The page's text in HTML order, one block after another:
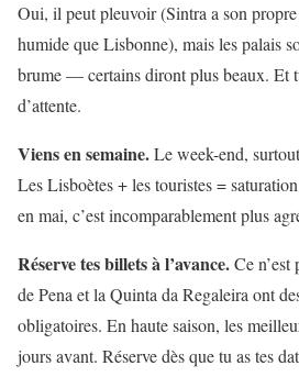
Oui, il peut pleuvoir (Sintra a son
humide que Lisbonne), mais les palais
brume — certains diront plus beaux. Et
d’attente.
Viens en semaine.Le week-end,
Les Lisboètes + les touristes =
en mai, c’est incomparablement plus
Réserve tes billets à l’avance.Ce
de Pena et la Quinta da Regaleira ont
obligatoires. En haute saison, les
jours avant. Réserve dès que tu as tes